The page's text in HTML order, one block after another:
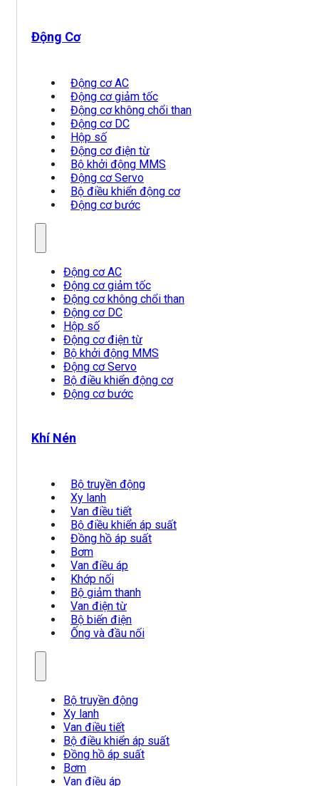
Động Cơ
Động cơ AC
Động cơ giảm tốc
Động cơ không chổi than
Động cơ DC
Hộp số
Động cơ điện từ
Bộ khởi động MMS
Động cơ Servo
Bộ điều khiển động cơ
Động cơ bước
Động cơ AC
Động cơ giảm tốc
Động cơ không chổi than
Động cơ DC
Hộp số
Động cơ điện từ
Bộ khởi động MMS
Động cơ Servo
Bộ điều khiển động cơ
Động cơ bước
Khí Nén
Bộ truyền động
Xy lanh
Van điều tiết
Bộ điều khiển áp suất
Đồng hồ áp suất
Bơm
Van điều áp
Khớp nối
Bộ giảm thanh
Van điện từ
Bộ biến điện
Ống và đầu nối
Bộ truyền động
Xy lanh
Van điều tiết
Bộ điều khiển áp suất
Đồng hồ áp suất
Bơm
Van điều áp